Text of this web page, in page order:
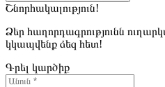
Շնորհակալություն!
Ձեր հաղորդագրությունն
կկապվենք ձեզ հետ!
Գրել կարծիք